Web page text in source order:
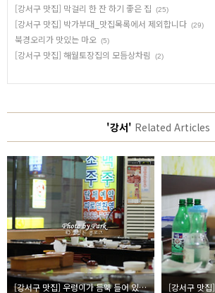
[강서구 맛집] 막걸리 한 잔 하기 좋은 집 (25)
[강서구 맛집] 박가부대_맛집목록에서 제외합니다 (29)
북경오리가 맛있는 마오 (5)
[강서구 맛집] 해월토장집의 모듬상차림 (2)
'강서' Related Articles
[강서구 맛집] 우렁이가 듬뿍 들어 있는 강된장과 쌈밥, 시골 우렁 쌈밥